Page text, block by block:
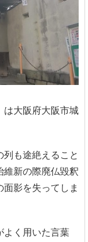
は大阪府大阪市城
も途絶えること
維新の際廃仏毀釈
影を失ってしま
よく用いた言葉